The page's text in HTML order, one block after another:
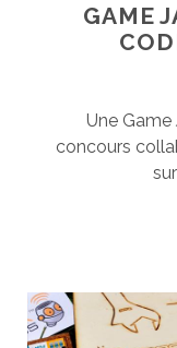
GAME
Une Game
concours